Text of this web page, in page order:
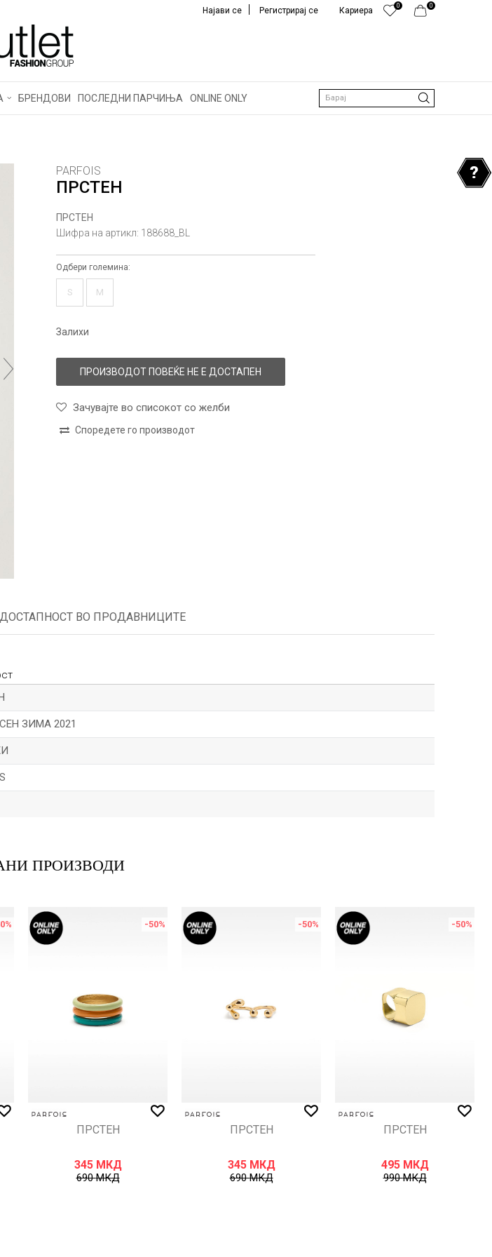
0
0
Кариера
Најави се Регистрирај се
БРЕНДОВИ ПОСЛЕДНИ ПАРЧИЊА ONLINE ONLY Барај
PARFOIS
ПРСТЕН
ПРСТЕН
Шифра на артикл: 188688_BL
Одбери големина:
S M
Залихи
ПРОИЗВОДОТ ПОВЕЌЕ НЕ Е ДОСТАПЕН
Зачувајте во списокот со желби
Споредете го производот
ВО ПРОДАВНИЦИТЕ
ЗИМА 2021
ПРОИЗВОДИ
% -50%
ПРСТЕН
345 МКД
690МКД
-50%
ПРСТЕН
345 МКД
690МКД
-50%
ПРСТЕН
495 МКД
990МКД